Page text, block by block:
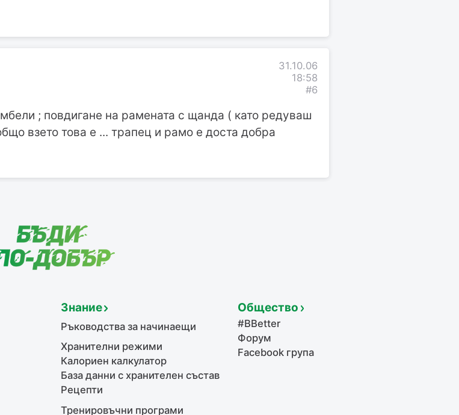
31.10.06
18:58
#6
; повдигане на рамената с щанда ( като редуваш
взето това е ... трапец и рамо е доста добра
Знание
Ръководства за начинаещи
Хранителни режими
Калориен калкулатор
База данни с хранителен състав
Рецепти
Тренировъчни програми
Общество
#BBetter
Форум
Facebook група